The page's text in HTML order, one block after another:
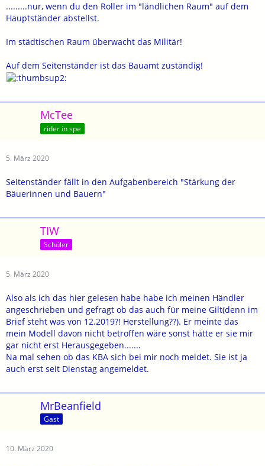
.........nur, wenn du den Roller im "ländlichen Raum" auf dem
Hauptständer abstellst.
Im städtischen Raum überwacht das Militär!
Auf dem Seitenständer ist das Bauamt zuständig!
McTee
rider in spe
5. März 2020
Seitenständer fällt in den Aufgabenbereich "Stärkung der
Bäuerinnen und Bauern"
TIW
Schüler
5. März 2020
Also als ich das hier gelesen habe habe ich meinen Händler
angeschrieben und gefragt ob das auch für meine Gilt(denn im
Brief steht was von 12.2019?! Herstellung??). Er meinte das
mein Modell davon nicht betroffen wäre sonst hätte er sie mir
gar nicht erst Herausgegeben.......
Na mal sehen ob das KBA sich bei mir noch meldet. Sie ist ja
auch erst seit Dienstag angemeldet.
MrBeanfield
Gast
10. März 2020